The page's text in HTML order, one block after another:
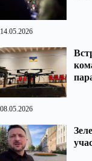
14.05.2026
08.05.2026